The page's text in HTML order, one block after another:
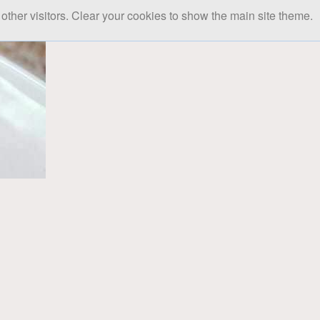
visitors. Clear your cookies to show the main site theme.